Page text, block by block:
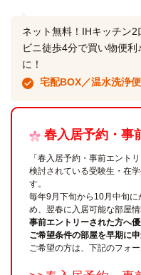
ネット無料！IHキッチン
ビニ徒歩4分で買い物便
に！
宅配BOX／温水洗浄
春入居予約・事
「春入居予約・事前エント
検討されている受験生・在
す。
毎年9月下旬から10月中旬
め、翌春に入居可能な部屋情
事前エントリーされた方へ
ご希望条件の部屋を早期に
ご希望の方は、下記のフォ